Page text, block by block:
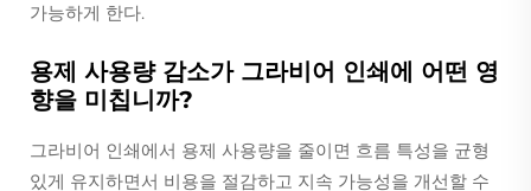
가능하게 한다.
용제 사용량 감소가 그라비어 인쇄에 어떤 영
향을 미칩니까?
그라비어 인쇄에서 용제 사용량을 줄이면 흐름 특성을 균형
있게 유지하면서 비용을 절감하고 지속 가능성을 개선할 수